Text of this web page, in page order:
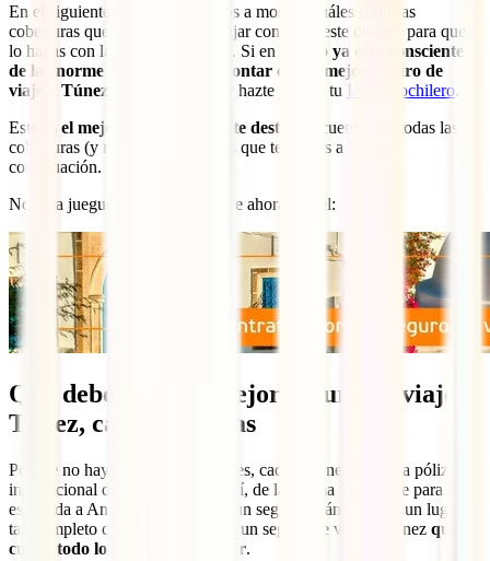
En el siguiente apartado te vamos a mostrar cuáles son esas
coberturas que, sí o sí, deben viajar contigo a este destino para que
lo hagas con la mejor protección. Si en tu caso ya eres consciente
de la enorme importancia de contar con el mejor seguro de
viaje a Túnez
, no esperes más y hazte ya con tu IATI Mochilero.
Este
es el mejor seguro para este destino
y cuenta con todas las
coberturas (y muchas más) de las que te vamos a hablar a
continuación.
No te la juegues en Túnez y hazte ahora con él:
Qué debe tener el mejor seguro de viaje
Túnez, características
Porque no hay dos destinos iguales, cada uno necesita una póliza
internacional diseñada para él. Así, de la misma forma que para una
escapada a Andorra te basta con un seguro estándar, para un lugar
tan completo como este necesitas un seguro de viaje a Túnez que
cubra todo lo que ahí vas a vivir.